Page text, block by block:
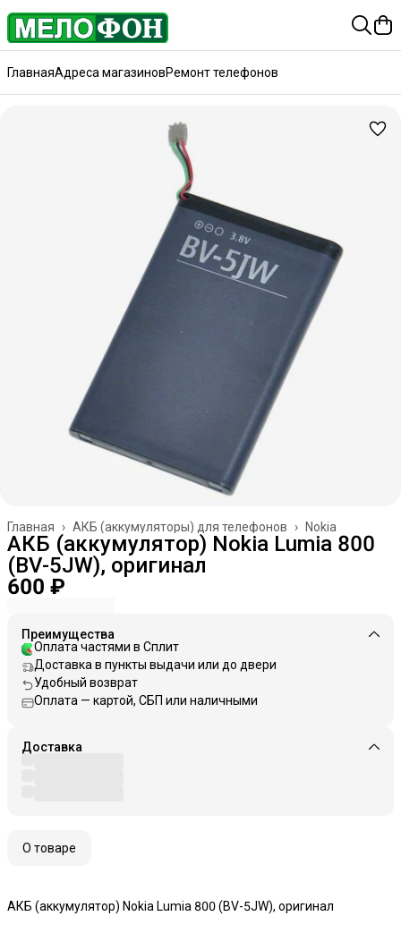
ГлавнаяАдреса магазиновРемонт телефонов
Nokia
АКБ (аккумуляторы) для телефонов ›
Главная ›
АКБ (аккумулятор) Nokia Lumia 800
(BV-5JW), оригинал
600 ₽
Преимущества
Оплата частями в Сплит
Доставка в пункты выдачи или до двери
Удобный возврат
Оплата — картой, СБП или наличными
Доставка
О товаре
АКБ (аккумулятор) Nokia Lumia 800 (BV-5JW), оригинал